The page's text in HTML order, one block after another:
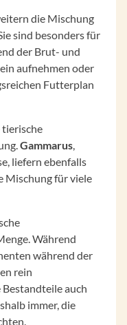
die Mischung
sind besonders für
der Brut- und
aufnehmen oder
Futterplan
tierische
Gammarus
liefern ebenfalls
Mischung für viele
Während
während der
rein
auch
immer, die